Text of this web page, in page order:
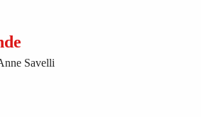
Savelli